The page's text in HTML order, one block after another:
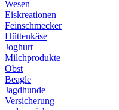
Wesen
Eiskreationen
Feinschmecker
Hüttenkäse
Joghurt
Milchprodukte
Obst
Beagle
Jagdhunde
Versicherung